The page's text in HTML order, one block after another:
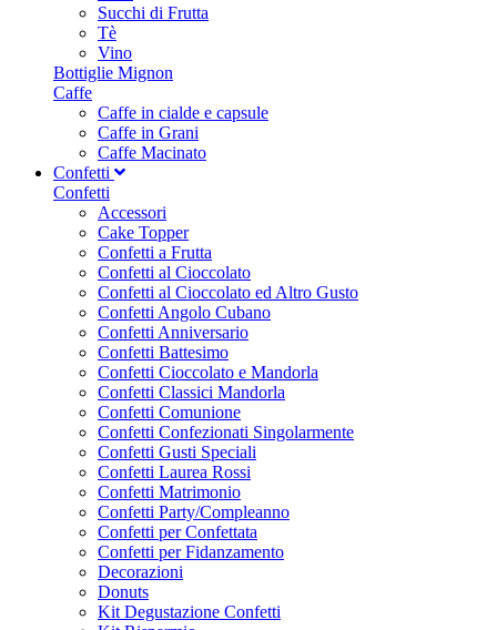
Succhi di Frutta
Tè
Vino
Bottiglie Mignon
Caffe
Caffe in cialde e capsule
Caffe in Grani
Caffe Macinato
Confetti
Confetti
Accessori
Cake Topper
Confetti a Frutta
Confetti al Cioccolato
Confetti al Cioccolato ed Altro Gusto
Confetti Angolo Cubano
Confetti Anniversario
Confetti Battesimo
Confetti Cioccolato e Mandorla
Confetti Classici Mandorla
Confetti Comunione
Confetti Confezionati Singolarmente
Confetti Gusti Speciali
Confetti Laurea Rossi
Confetti Matrimonio
Confetti Party/Compleanno
Confetti per Confettata
Confetti per Fidanzamento
Decorazioni
Donuts
Kit Degustazione Confetti